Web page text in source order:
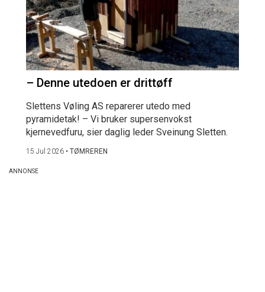
– Denne utedoen er drittøff
Slettens Vøling AS reparerer utedo med
pyramidetak! – Vi bruker supersenvokst
kjernevedfuru, sier daglig leder Sveinung Sletten.
15 Jul 2026 • TØMREREN